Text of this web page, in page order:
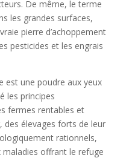
De même, le terme
les grandes surfaces,
pierre d’achoppement
pesticides et les engrais
est une poudre aux yeux
les principes
fermes rentables et
des élevages forts de leur
rationnels,
offrant le refuge